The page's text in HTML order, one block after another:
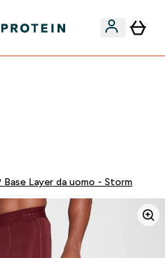
Base Layer da uomo - Storm